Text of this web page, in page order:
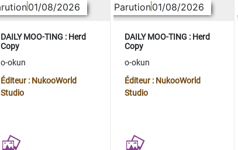
01/08/2026
DAILY MOO-TING : Herd
Copy
o-okun
Éditeur : NukooWorld
Studio
Parution01/08/2026
DAILY MOO-TING : Herd
Copy
o-okun
Éditeur : NukooWorld
Studio